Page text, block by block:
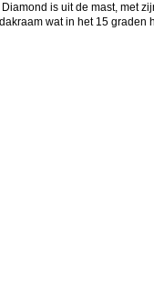
is uit de mast, met
wat in het 15 graden